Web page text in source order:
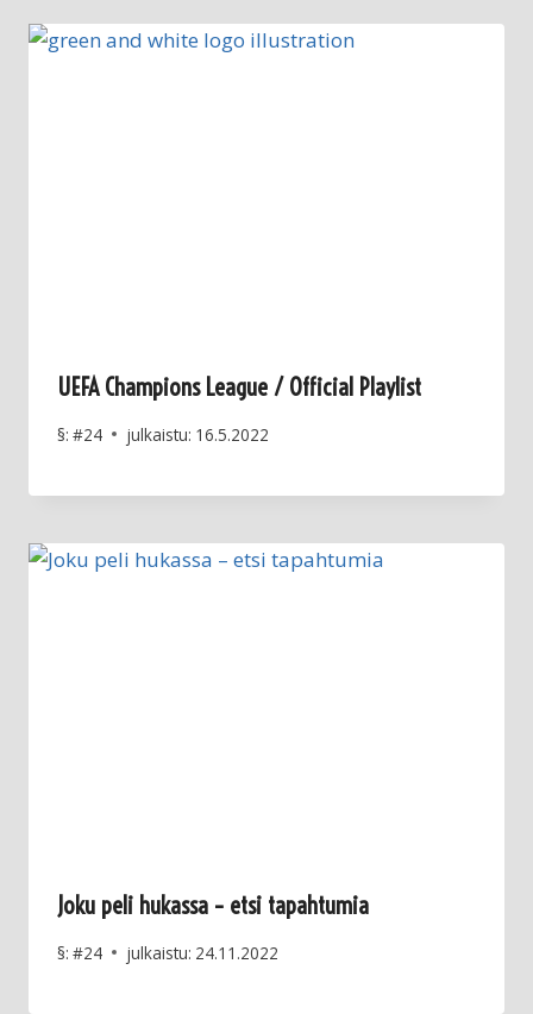
UEFA Champions League / Official Playlist
§: #24 julkaistu: 16.5.2022
Joku peli hukassa – etsi tapahtumia
§: #24 julkaistu: 24.11.2022